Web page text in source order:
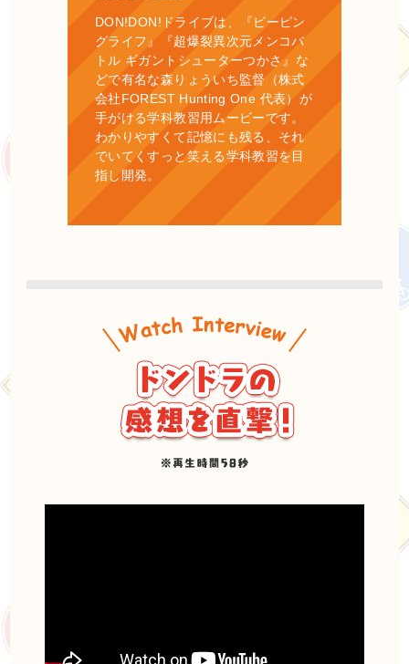
DON!DON!ドライブは、『ピーピン
グライフ』『超爆裂異次元メンコバ
トル ギガントシューターつかさ』な
どで有名な森りょういち監督（株式
会社FOREST Hunting One 代表）が
手がける学科教習用ムービーです。
わかりやすくて記憶にも残る、それ
でいてくすっと笑える学科教習を目
指し開発。